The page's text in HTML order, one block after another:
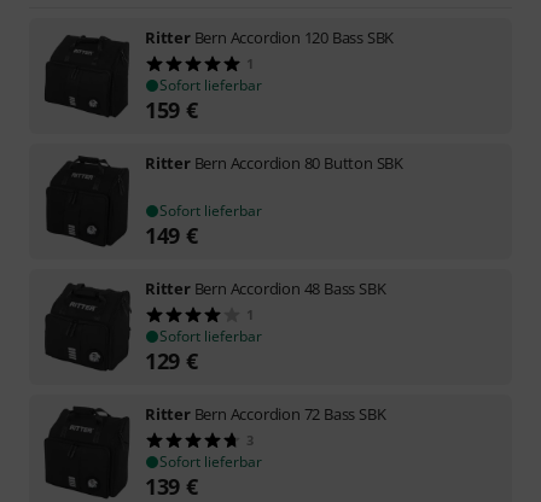
Ritter Bern Accordion 120 Bass SBK
1
Sofort lieferbar
159 €
Ritter Bern Accordion 80 Button SBK
Sofort lieferbar
149 €
Ritter Bern Accordion 48 Bass SBK
1
Sofort lieferbar
129 €
Ritter Bern Accordion 72 Bass SBK
3
Sofort lieferbar
139 €